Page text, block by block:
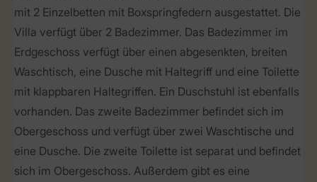
mit 2 Einzelbetten mit Boxspringfedern ausgestattet. Die
Villa verfügt über 2 Badezimmer. Das Badezimmer im
Erdgeschoss verfügt über einen abgesenkten, breiten
Waschtisch, eine Dusche mit Haltegriff und eine Toilette
mit klappbaren Haltegriffen. Ein Duschstuhl ist ebenfalls
vorhanden. Das zweite Badezimmer befindet sich im
Obergeschoss und verfügt über zwei Waschtische und
eine Dusche. Die zweite Toilette ist separat und befindet
sich im Obergeschoss. Außerdem gibt es eine